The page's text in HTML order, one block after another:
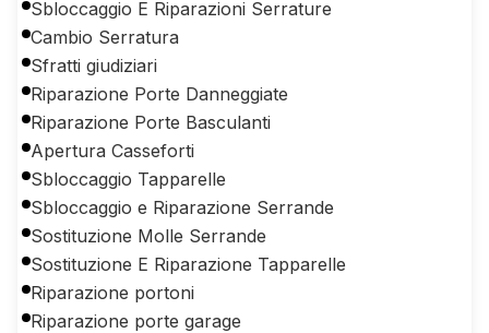
Sbloccaggio E Riparazioni Serrature
Cambio Serratura
Sfratti giudiziari
Riparazione Porte Danneggiate
Riparazione Porte Basculanti
Apertura Casseforti
Sbloccaggio Tapparelle
Sbloccaggio e Riparazione Serrande
Sostituzione Molle Serrande
Sostituzione E Riparazione Tapparelle
Riparazione portoni
Riparazione porte garage